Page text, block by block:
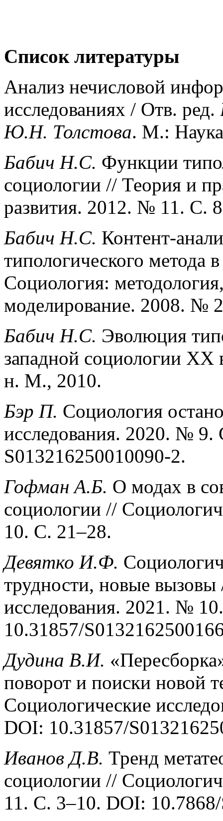
Список литературы
Анализ нечисловой
исследованиях / Отв. ред.
Ю.Н. Толстова. М.:
Бабич Н.C. Функции
социологии // Теория и
развития. 2012. № 11. С.
Бабич Н.С. Контент-
типологического метода
Социология:
моделирование. 2008. №
Бабич Н.С. Эволюция
западной социологии XX
н. М., 2010.
Бэр П. Социология
исследования. 2020. №
S013216250010090-2.
Гофман А.Б. О модах в
социологии //
10. С. 21–28.
Девятко И.Ф.
трудности, новые
исследования. 2021. №
10.31857/
Дудина В.И.
поворот и поиски новой
Социологические
DOI: 10.31857/
Иванов Д.В. Тренд
социологии //
11. С. 3–10. DOI: